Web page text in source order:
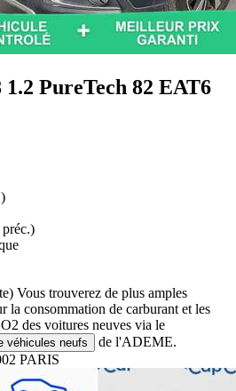
1.2 PureTech 82 EAT6
Vous trouverez de plus amples
la consommation de carburant et les
des voitures neuves via le
véhicules neufs
de l'ADEME.
PARIS